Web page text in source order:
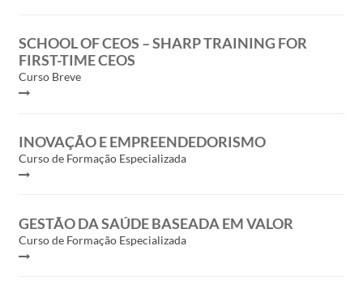
SCHOOL OF CEOS – SHARP TRAINING FOR
FIRST-TIME CEOS
Curso Breve
INOVAÇÃO E EMPREENDEDORISMO
Curso de Formação Especializada
GESTÃO DA SAÚDE BASEADA EM VALOR
Curso de Formação Especializada